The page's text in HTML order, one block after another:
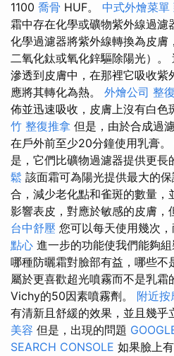
1100 喬骨 HUF。 中式外燴菜單
霜中存在化學或礦物紫外線過濾
化學過濾器將紫外線轉換為皮膚
二氧化鈦或氧化鋅驅除陽光）。
滲透到皮膚中，在那裡它吸收紫
應將其轉化為熱。 外燴公司 整
佈並迅速吸收，皮膚上沒有白色
竹 整復推拿 但是，由於合成過
在戶外前至少20分鐘使用乳膏。
是，它們比礦物過濾器提供更長
鬆 該面霜可為陽光提供最大的
合，減少老化點和雀斑的數量，
影響表皮，對應於敏感的皮膚，
台中舒壓 您可以每天使用幾次
點心 進一步的功能使我們能夠
哪種防曬霜對臉部有益，哪些不
屬於更喜歡超光噴霧而不是乳霜
Vichy的50因素噴霧劑。 附近按
有清新且舒緩的效果，並且幾乎
美容 但是，出現的問題
SEARCH CONSOLE 如果臉上